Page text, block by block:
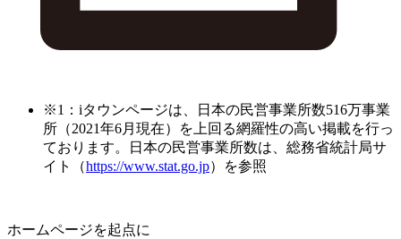
※1：iタウンページは、日本の民営事業所数516万事業
所（2021年6月現在）を上回る網羅性の高い掲載を行っ
ております。日本の民営事業所数は、総務省統計局サ
イト（https://www.stat.go.jp）を参照
ホームページを起点に